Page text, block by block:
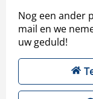
Nog een ander
mail en we
uw geduld!